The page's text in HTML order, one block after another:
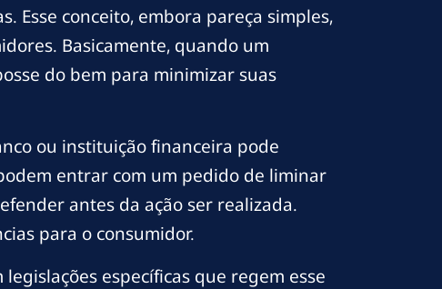
Esse conceito, embora pareça simples,
Basicamente, quando um
do bem para minimizar suas
ou instituição financeira pode
entrar com um pedido de liminar
antes da ação ser realizada.
para o consumidor.
específicas que regem esse